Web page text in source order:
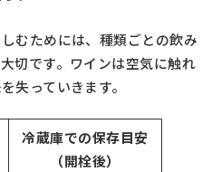
むためには、種類ごとの飲み
切です。ワインは空気に触れ
失っていきます。
冷蔵庫での保存目安
（開栓後）